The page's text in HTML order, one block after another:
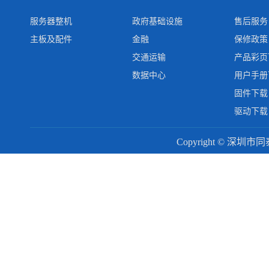
服务器整机
主板及配件
政府基础设施
金融
交通运输
数据中心
售后服务
保修政策
产品彩
用户手
固件下载
驱动下载
Copyright © 深圳市同